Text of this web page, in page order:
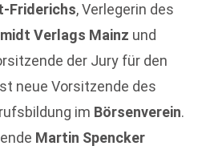
Friderichs, Verlegerin des
Verlags Mainz und
der Jury für den
neue Vorsitzende des
im Börsenverein.
Martin Spencker